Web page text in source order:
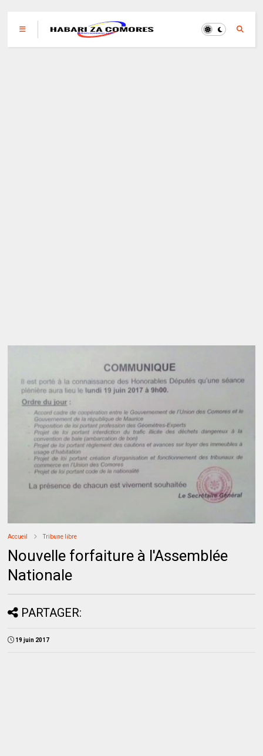
Accueil Tribune libre
Nouvelle forfaiture à l'Assemblée
Nationale
PARTAGER:
19 juin 2017